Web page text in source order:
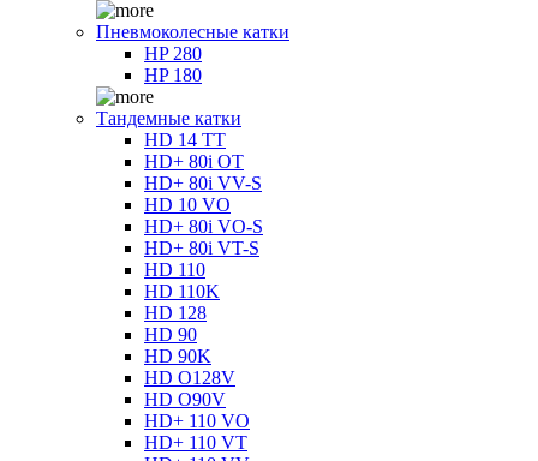
Пневмоколесные катки
HP 280
HP 180
Тандемные катки
HD 14 TT
HD+ 80i OT
HD+ 80i VV-S
HD 10 VO
HD+ 80i VO-S
HD+ 80i VT-S
HD 110
HD 110K
HD 128
HD 90
HD 90K
HD O128V
HD O90V
HD+ 110 VO
HD+ 110 VT